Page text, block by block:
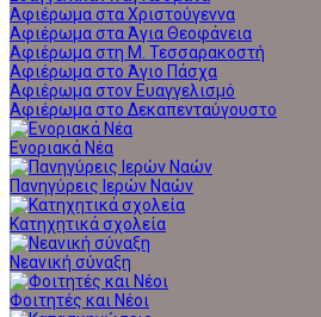
Αφιέρωμα στα Χριστούγεννα
Αφιέρωμα στα Άγια Θεοφάνεια
Αφιέρωμα στη Μ. Τεσσαρακοστή
Αφιέρωμα στο Άγιο Πάσχα
Αφιέρωμα στον Ευαγγελισμό
Αφιέρωμα στο Δεκαπενταύγουστο
Ενοριακά Νέα
Πανηγύρεις Ιερών Ναών
Κατηχητικά σχολεία
Νεανική σύναξη
Φοιτητές και Νέοι